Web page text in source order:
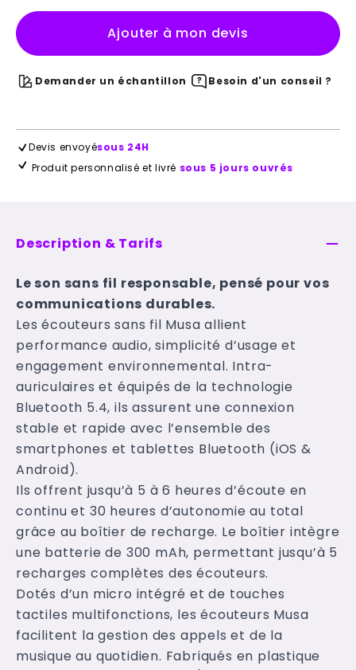
Ajouter à mon devis
Demander un échantillon Besoin d'un conseil ?
Devis envoyésous 24H
Produit personnalisé et livré sous 5 jours ouvrés
Description & Tarifs
Le son sans fil responsable, pensé pour vos
communications durables.
Les écouteurs sans fil Musa allient
performance audio, simplicité d’usage et
engagement environnemental. Intra-
auriculaires et équipés de la technologie
Bluetooth 5.4, ils assurent une connexion
stable et rapide avec l’ensemble des
smartphones et tablettes Bluetooth (iOS &
Android).
Ils offrent jusqu’à 5 à 6 heures d’écoute en
continu et 30 heures d’autonomie au total
grâce au boîtier de recharge. Le boîtier intègre
une batterie de 300 mAh, permettant jusqu’à 5
recharges complètes des écouteurs.
Dotés d’un micro intégré et de touches
tactiles multifonctions, les écouteurs Musa
facilitent la gestion des appels et de la
musique au quotidien. Fabriqués en plastique